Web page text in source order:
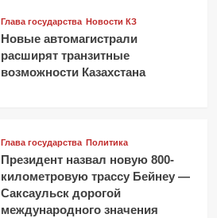
Глава государства Новости КЗ
Новые автомагистрали
расширят транзитные
возможности Казахстана
Глава государства Политика
Президент назвал новую 800-
километровую трассу Бейнеу —
Саксаульск дорогой
международного значения